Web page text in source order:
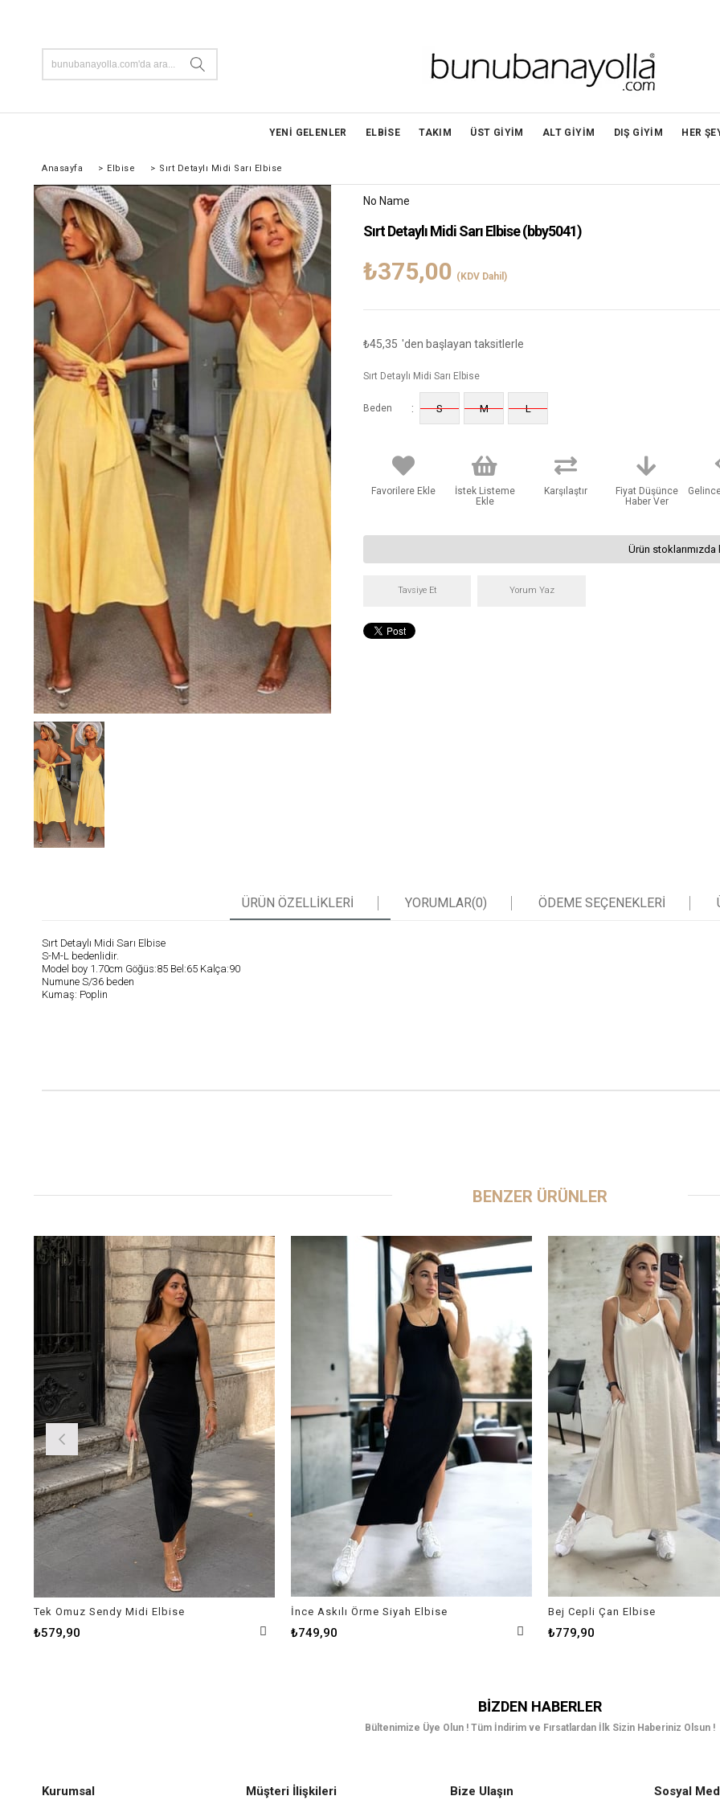
YENİ GELENLER ELBİSE TAKIM ÜST GİYİM ALT GİYİM DIŞ GİYİM HER
Anasayfa > Elbise > Sırt Detaylı Midi Sarı Elbise
No Name
Sırt Detaylı Midi Sarı Elbise(bby5041)
₺375,00 (KDV Dahil)
₺45,35 'den başlayan taksitlerle
Sırt Detaylı Midi Sarı Elbise
Beden : S M L
Favorilere Ekle
İstek Listeme
Ekle
Karşılaştır
Fiyat Düşünce
Haber Ver
Ürün stoklarımızda
Tavsiye Et Yorum Yaz
ÜRÜN ÖZELLIKLERI YORUMLAR(0) ÖDEME SEÇENEKLERI
Sırt Detaylı Midi Sarı Elbise
S-M-L bedenlidir.
Model boy 1.70cm Göğüs:85 Bel:65 Kalça:90
Numune S/36 beden
Kumaş: Poplin
BENZER ÜRÜNLER
Tek Omuz Sendy Midi Elbise
₺579,90
İnce Askılı Örme Siyah Elbise
₺749,90
Bej Cepli Çan Elbise
₺779,90
BIZDEN HABERLER
Bültenimize Üye Olun ! Tüm İndirim ve Fırsatlardan İlk Sizin Haberiniz Olsun !
Kurumsal Müşteri İlişkileri Bize Ulaşın Sosyal